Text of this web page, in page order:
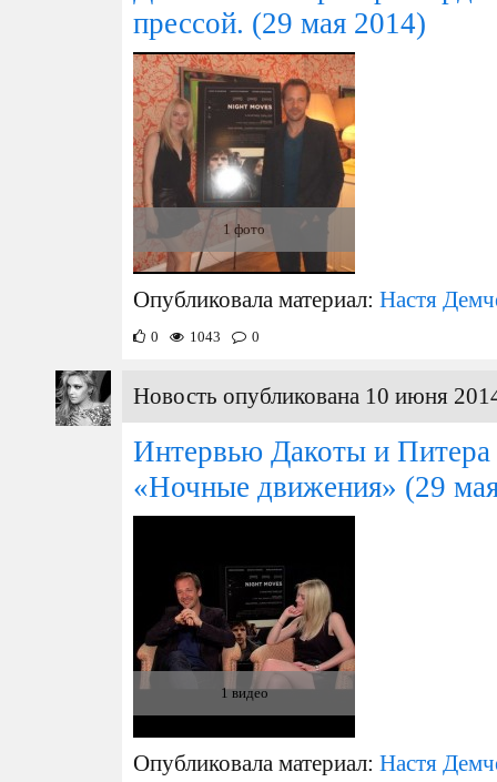
прессой. (29 мая 2014)
1 фото
Опубликовала материал: Настя
0 1043 0
Новость опубликована 10 июня
Интервью Дакоты и Питера
«Ночные движения» (29
1 видео
Опубликовала материал: Настя